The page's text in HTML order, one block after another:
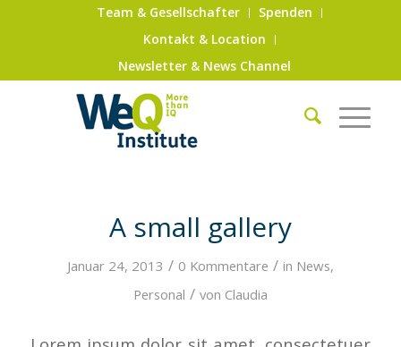
Team & Gesellschafter
Spenden
Kontakt & Location
Newsletter & News Channel
A small gallery
Januar 24, 2013 / 0 Kommentare / in News,
Personal / von Claudia